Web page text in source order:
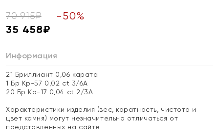
70 915₽ -50%
35 458₽
Информация
21 Бриллиант 0,06 карата
1 Бр Кр-57 0,02 ct 3/6А
20 Бр Кр-17 0,04 ct 2/3А
Характеристики изделия (вес, каратность, чистота и
цвет камня) могут незначительно отличаться от
представленных на сайте